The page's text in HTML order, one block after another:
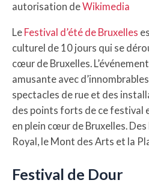
autorisation deWikimedia
Le Festival d’été de Bruxelles
culturel de 10 jours qui se
cœur de Bruxelles.
amusante avec
spectacles de rue et des
des points forts de ce festival
en plein cœur de Bruxelles.
Royal, le Mont des Arts et la
Festival de Dour